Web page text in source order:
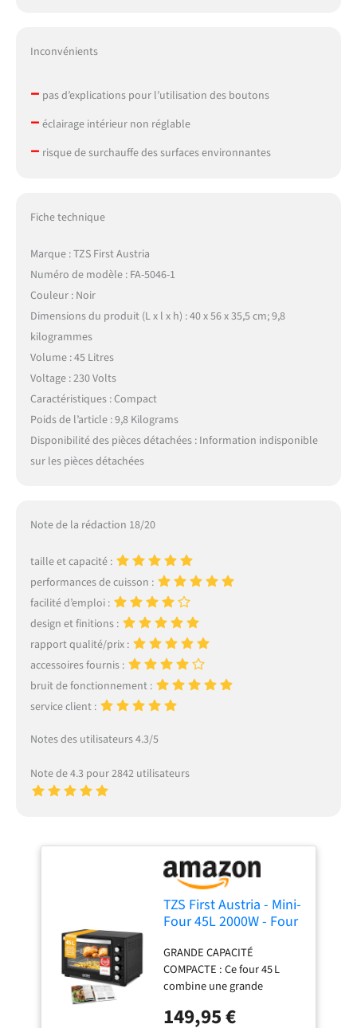
Inconvénients
– pas d’explications pour l’utilisation des boutons
– éclairage intérieur non réglable
– risque de surchauffe des surfaces environnantes
Fiche technique
Marque : TZS First Austria
Numéro de modèle : FA-5046-1
Couleur : Noir
Dimensions du produit (L x l x h) : 40 x 56 x 35,5 cm; 9,8
kilogrammes
Volume : 45 Litres
Voltage : 230 Volts
Caractéristiques : Compact
Poids de l’article : 9,8 Kilograms
Disponibilité des pièces détachées : Information indisponible
sur les pièces détachées
Note de la rédaction 18/20
taille et capacité :
performances de cuisson :
facilité d’emploi :
design et finitions :
rapport qualité/prix :
accessoires fournis :
bruit de fonctionnement :
service client :
Notes des utilisateurs 4.3/5
Note de 4.3 pour 2842 utilisateurs
TZS First Austria - Mini-
Four 45L 2000W - Four
température jusqu'à
230°C et revêtement
antiadhésif - Avec
minuteur de 60 min, 4
hauteurs d'insertion,
GRANDE CAPACITÉ
COMPACTE : Ce four 45 L
combine une grande
un design peu encombrant –
149,95 €